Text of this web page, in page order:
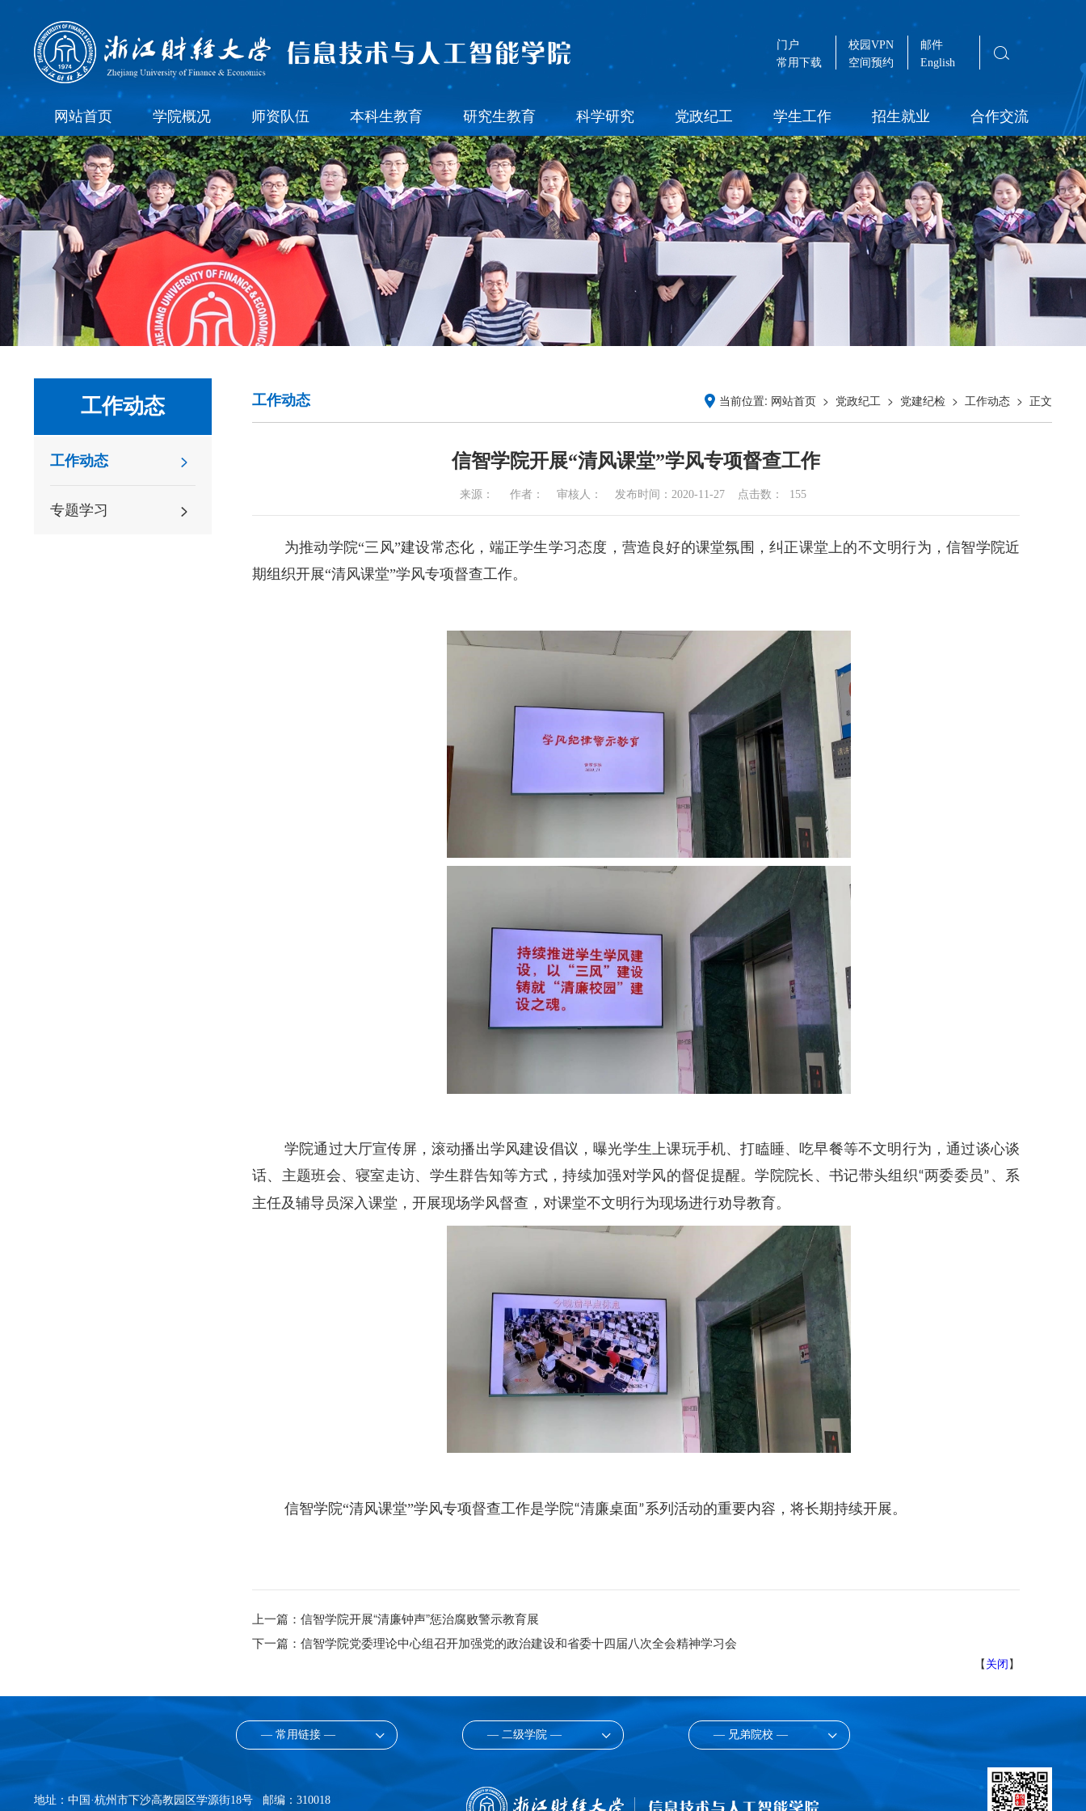
门户
常用下载
校园VPN
空间预约
邮件
English
网站首页 学院概况 师资队伍 本科生教育 研究生教育 科学研究 党政纪工 学生工作 招生就业 合作交流
工作动态
工作动态
专题学习
工作动态 当前位置: 网站首页 > 党政纪工 > 党建纪检 > 工作动态 > 正文
信智学院开展“清风课堂”学风专项督查工作
来源： 作者： 审核人： 发布时间：2020-11-27 点击数： 155
为推动学院“三风”建设常态化，端正学生学习态度，营造良好的课堂氛围，纠正课堂上的不文明行为，信智学院近
期组织开展“清风课堂”学风专项督查工作。
学院通过大厅宣传屏，滚动播出学风建设倡议，曝光学生上课玩手机、打瞌睡、吃早餐等不文明行为，通过谈心谈
话、主题班会、寝室走访、学生群告知等方式，持续加强对学风的督促提醒。学院院长、书记带头组织“两委委员”、系
主任及辅导员深入课堂，开展现场学风督查，对课堂不文明行为现场进行劝导教育。
信智学院“清风课堂”学风专项督查工作是学院“清廉桌面”系列活动的重要内容，将长期持续开展。
上一篇： 信智学院开展“清廉钟声”惩治腐败警示教育展
下一篇： 信智学院党委理论中心组召开加强党的政治建设和省委十四届八次全会精神学习会
【关闭】
— 常用链接 — — 二级学院 — — 兄弟院校 —
地址：中国·杭州市下沙高教园区学源街18号 邮编：310018